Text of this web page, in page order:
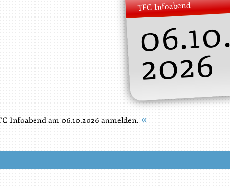
TFC Infoabend
06.10.
2026
Infoabend am 06.10.2026 anmelden.